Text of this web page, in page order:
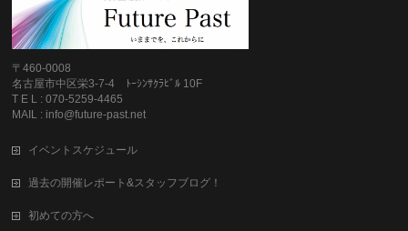
〒460-0008
名古屋市中区栄3-7-4 ﾄｰｼﾝｻｸﾗﾋﾞﾙ 10F
T E L : 070-5259-4465
MAIL : info@future-past.net
イベントスケジュール
過去の開催レポート&スタッフブログ！
初めての方へ